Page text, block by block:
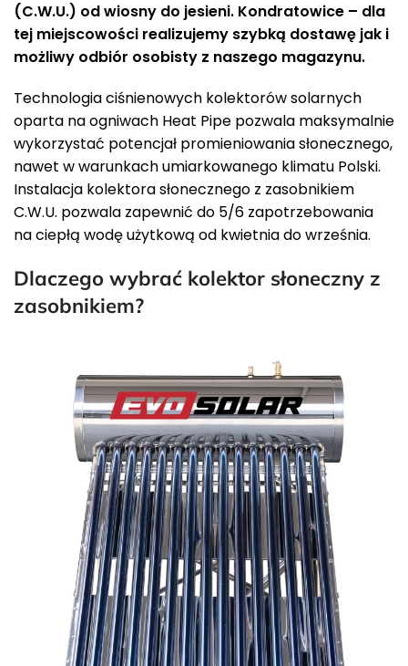
(C.W.U.) od wiosny do jesieni. Kondratowice – dla
tej miejscowości realizujemy szybką dostawę jak i
możliwy odbiór osobisty z naszego magazynu.
Technologia ciśnienowych kolektorów solarnych
oparta na ogniwach Heat Pipe pozwala maksymalnie
wykorzystać potencjał promieniowania słonecznego,
nawet w warunkach umiarkowanego klimatu Polski.
Instalacja kolektora słonecznego z zasobnikiem
C.W.U. pozwala zapewnić do 5/6 zapotrzebowania
na ciepłą wodę użytkową od kwietnia do września.
Dlaczego wybrać kolektor słoneczny z
zasobnikiem?